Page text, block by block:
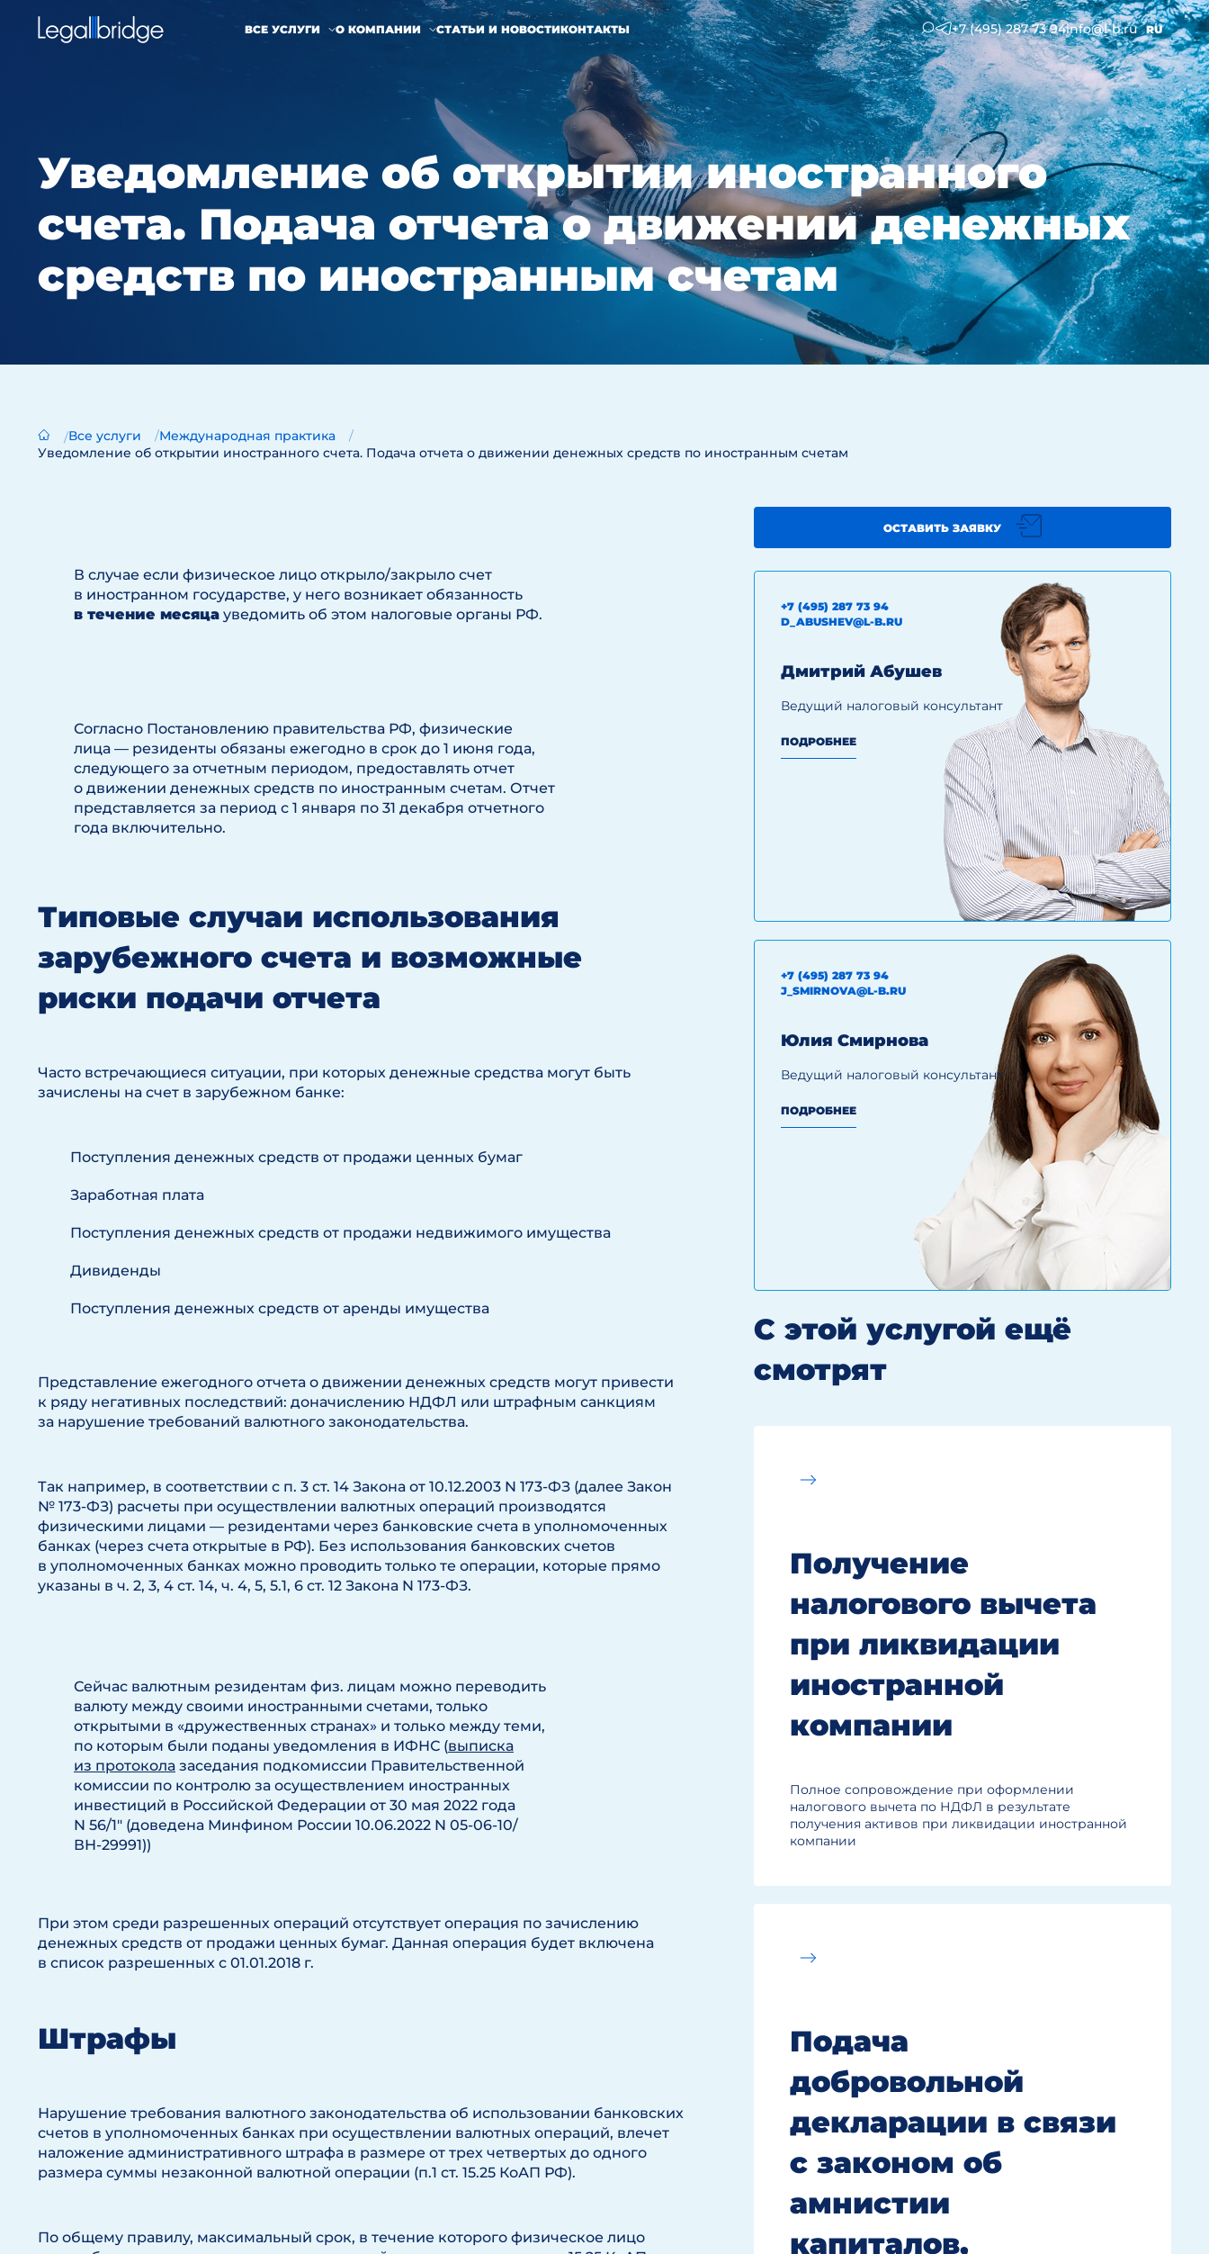
ВСЕ УСЛУГИ О КОМПАНИИ СТАТЬИ И НОВОСТИКОНТАКТЫ +7 (495) 287 73 94info@l-b.ru RU
Уведомление об открытии иностранного
счета. Подача отчета о движении денежных
средств по иностранным счетам
Все услуги
Международная практика
Уведомление об открытии иностранного счета. Подача отчета о движении денежных средств по иностранным счетам
В случае если физическое лицо открыло/закрыло счет
в иностранном государстве, у него возникает обязанность
в течение месяца уведомить об этом налоговые органы РФ.
Согласно Постановлению правительства РФ, физические
лица — резиденты обязаны ежегодно в срок до 1 июня года,
следующего за отчетным периодом, предоставлять отчет
о движении денежных средств по иностранным счетам. Отчет
представляется за период с 1 января по 31 декабря отчетного
года включительно.
Типовые случаи использования
зарубежного счета и возможные
риски подачи отчета
Часто встречающиеся ситуации, при которых денежные средства могут быть
зачислены на счет в зарубежном банке:
Поступления денежных средств от продажи ценных бумаг
Заработная плата
Поступления денежных средств от продажи недвижимого имущества
Дивиденды
Поступления денежных средств от аренды имущества
Представление ежегодного отчета о движении денежных средств могут привести
к ряду негативных последствий: доначислению НДФЛ или штрафным санкциям
за нарушение требований валютного законодательства.
Так например, в соответствии с п. 3 ст. 14 Закона от 10.12.2003 N 173-ФЗ (далее Закон
№ 173-ФЗ) расчеты при осуществлении валютных операций производятся
физическими лицами — резидентами через банковские счета в уполномоченных
банках (через счета открытые в РФ). Без использования банковских счетов
в уполномоченных банках можно проводить только те операции, которые прямо
указаны в ч. 2, 3, 4 ст. 14, ч. 4, 5, 5.1, 6 ст. 12 Закона N 173-ФЗ.
Сейчас валютным резидентам физ. лицам можно переводить
валюту между своими иностранными счетами, только
открытыми в «дружественных странах» и только между теми,
по которым были поданы уведомления в ИФНС (выписка
из протокола заседания подкомиссии Правительственной
комиссии по контролю за осуществлением иностранных
инвестиций в Российской Федерации от 30 мая 2022 года
N 56/1″ (доведена Минфином России 10.06.2022 N 05-06-10/
ВН-29991))
При этом среди разрешенных операций отсутствует операция по зачислению
денежных средств от продажи ценных бумаг. Данная операция будет включена
в список разрешенных с 01.01.2018 г.
Штрафы
Нарушение требования валютного законодательства об использовании банковских
счетов в уполномоченных банках при осуществлении валютных операций, влечет
наложение административного штрафа в размере от трех четвертых до одного
размера суммы незаконной валютной операции (п.1 ст. 15.25 КоАП РФ).
По общему правилу, максимальный срок, в течение которого физическое лицо
ОСТАВИТЬ ЗАЯВКУ
+7 (495) 287 73 94
D_ABUSHEV@L-B.RU
Дмитрий Абушев
Ведущий налоговый консультант
ПОДРОБНЕЕ
+7 (495) 287 73 94
J_SMIRNOVA@L-B.RU
Юлия Смирнова
Ведущий налоговый консультант
ПОДРОБНЕЕ
С этой услугой ещё
смотрят
Получение
налогового вычета
при ликвидации
иностранной
компании
Полное сопровождение при оформлении
налогового вычета по НДФЛ в результате
получения активов при ликвидации иностранной
компании
Подача
добровольной
декларации в связи
с законом об
амнистии
капиталов,